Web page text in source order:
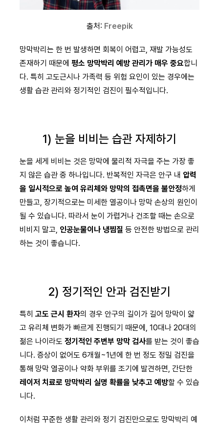
출처: Freepik
망막박리는 한 번 발생하면 회복이 어렵고, 재발 가능성도
존재하기 때문에 평소 망막박리 예방 관리가 매우 중요합니
다. 특히 고도근시나 가족력 등 위험 요인이 있는 경우에는
생활 습관 관리와 정기적인 검진이 필수적입니다.
1) 눈을 비비는 습관 자제하기
눈을 세게 비비는 것은 망막에 물리적 자극을 주는 가장 좋
지 않은 습관 중 하나입니다. 반복적인 자극은 안구 내 압력
을 일시적으로 높여 유리체와 망막의 접촉면을 불안정하게
만들고, 장기적으로는 미세한 열공이나 망막 손상의 원인이
될 수 있습니다. 따라서 눈이 가렵거나 건조할 때는 손으로
비비지 말고, 인공눈물이나 냉찜질 등 안전한 방법으로 관리
하는 것이 좋습니다.
2) 정기적인 안과 검진받기
특히 고도 근시 환자의 경우 안구의 길이가 길어 망막이 얇
고 유리체 변화가 빠르게 진행되기 때문에, 10대나 20대의
젊은 나이라도 정기적인 주변부 망막 검사를 받는 것이 좋습
니다. 증상이 없어도 6개월~1년에 한 번 정도 정밀 검진을
통해 망막 열공이나 약화 부위를 조기에 발견하면, 간단한
레이저 치료로 망막박리 실명 확률을 낮추고 예방할 수 있습
니다.
이처럼 꾸준한 생활 관리와 정기 검진만으로도 망막박리 예